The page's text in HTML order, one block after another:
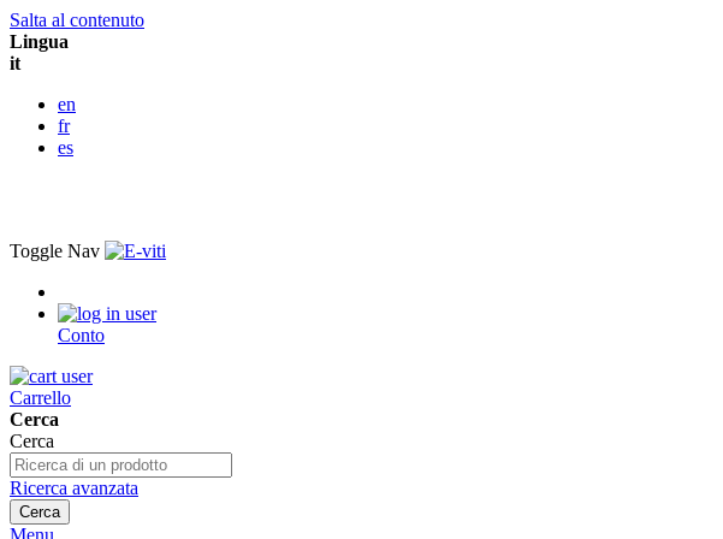
Salta al contenuto
Lingua
it
en
fr
es
Toggle Nav
Conto
Carrello
Cerca
Cerca
Ricerca avanzata
Cerca
Menu